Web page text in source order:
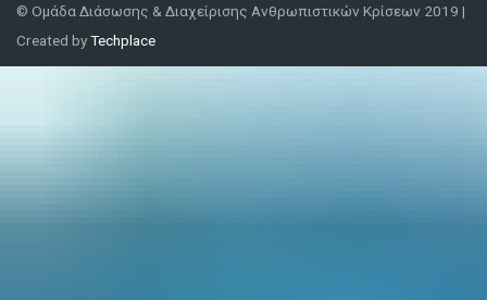
© Ομάδα Διάσωσης & Διαχείρισης Ανθρωπιστικών Κρίσεων 2019 |
Created byTechplace